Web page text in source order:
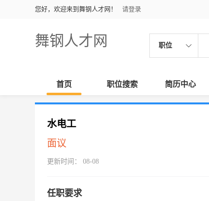
您好，欢迎来到舞钢人才网！ 请登录
舞钢人才网 职位
首页 职位搜索 简历中心
水电工
面议
更新时间： 08-08
任职要求